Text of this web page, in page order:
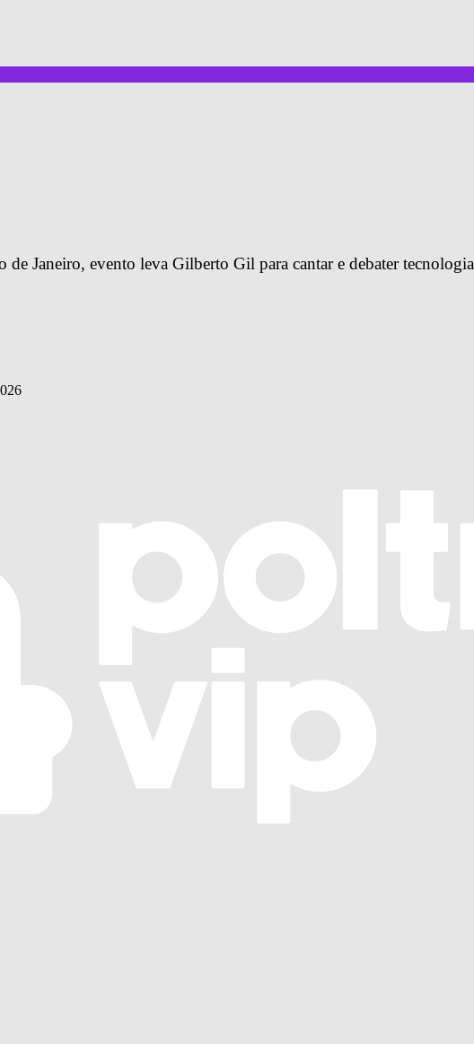
de Janeiro, evento leva Gilberto Gil para cantar e debater tecnologia